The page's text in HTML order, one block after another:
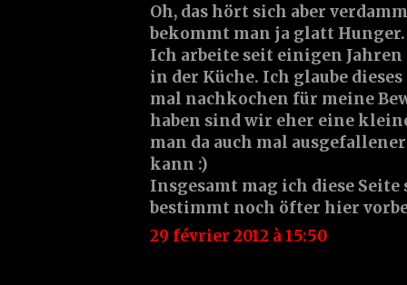
Oh, das hört sich aber
bekommt man ja glatt Hunger.
Ich arbeite seit einigen
in der Küche. Ich glaube
mal nachkochen für meine
haben sind wir eher eine
man da auch mal
kann :)
Insgesamt mag ich diese Seite
bestimmt noch öfter hier
29 février 2012 à 15:50